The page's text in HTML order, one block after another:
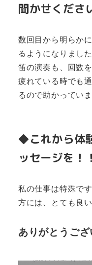
聞かせくださ
数回目から明らか
るようになりました
笛の演奏も、回数
疲れている時でも
るので助かっていま
◆これから体
ッセージを！！
私の仕事は特殊で
方には、とても良
ありがとうござ